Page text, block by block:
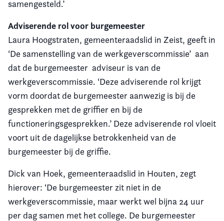
samengesteld.’
Adviserende rol voor burgemeester
Laura Hoogstraten, gemeenteraadslid in Zeist, geeft in
‘De samenstelling van de werkgeverscommissie’ aan
dat de burgemeester adviseur is van de
werkgeverscommissie. ‘Deze adviserende rol krijgt
vorm doordat de burgemeester aanwezig is bij de
gesprekken met de griffier en bij de
functioneringsgesprekken.’ Deze adviserende rol vloeit
voort uit de dagelijkse betrokkenheid van de
burgemeester bij de griffie.
Dick van Hoek, gemeenteraadslid in Houten, zegt
hierover: ‘De burgemeester zit niet in de
werkgeverscommissie, maar werkt wel bijna 24 uur
per dag samen met het college. De burgemeester